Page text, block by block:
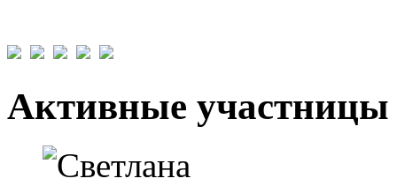
Активные участницы